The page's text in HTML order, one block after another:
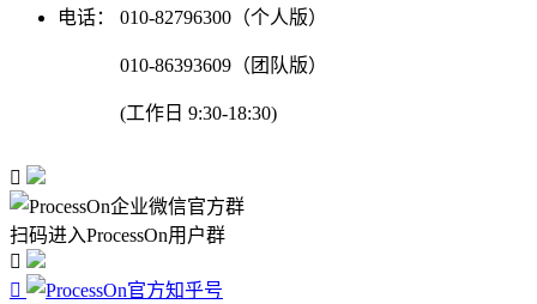
电话：
010-82796300（个人版）
010-86393609（团队版）
(工作日 9:30-18:30)

扫码进入ProcessOn用户群

